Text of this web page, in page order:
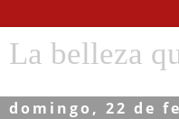
La belleza
domingo, 22 de